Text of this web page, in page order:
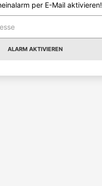
per E-Mail aktivieren!
ALARM AKTIVIEREN